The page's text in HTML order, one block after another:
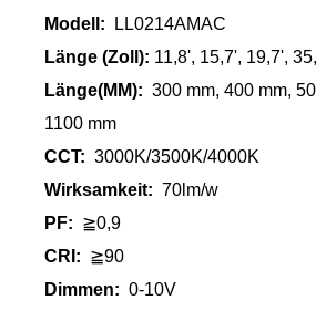
Modell: LL0214AMAC
Länge (Zoll): 11,8', 15,7', 19,7',
Länge(MM): 300 mm, 400 mm,
1100 mm
CCT: 3000K/3500K/4000K
Wirksamkeit: 70lm/w
PF: ≧0,9
CRI: ≧90
Dimmen: 0-10V